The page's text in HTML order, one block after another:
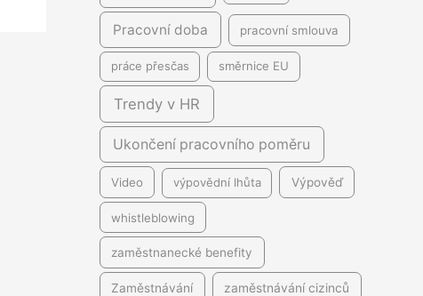
Pracovní doba pracovní smlouva
práce přesčas směrnice EU
Trendy v HR
Ukončení pracovního poměru
Video výpovědní lhůta Výpověď
whistleblowing
zaměstnanecké benefity
Zaměstnávání zaměstnávání cizinců